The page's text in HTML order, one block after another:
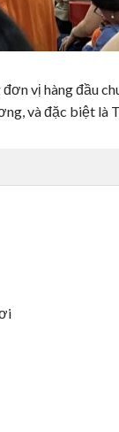
vị hàng đầu
và đặc biệt là